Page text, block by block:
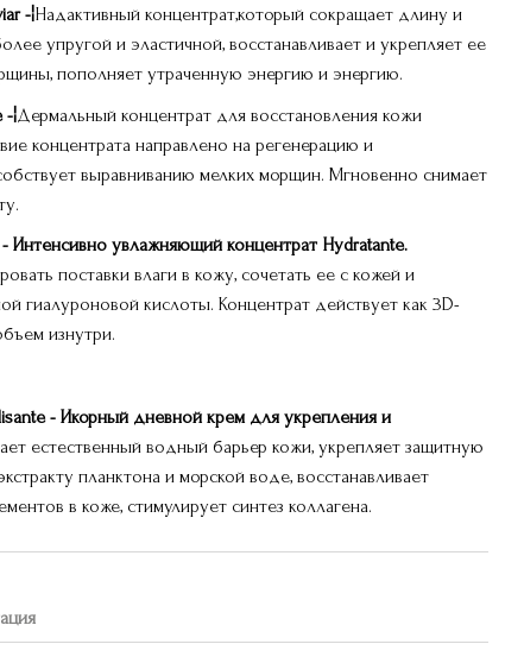
-¦Надактивный концентрат,который сокращает длину и
упругой и эластичной, восстанавливает и укрепляет ее
пополняет утраченную энергию и энергию.
¦Дермальный концентрат для восстановления кожи
концентрата направлено на регенерацию и
выравниванию мелких морщин. Мгновенно снимает
Интенсивно увлажняющий концентрат Hydratante.
поставки влаги в кожу, сочетать ее с кожей и
гиалуроновой кислоты. Концентрат действует как 3D-
изнутри.
- Икорный дневной крем для укрепления и
естественный водный барьер кожи, укрепляет защитную
планктона и морской воде, восстанавливает
в коже, стимулирует синтез коллагена.